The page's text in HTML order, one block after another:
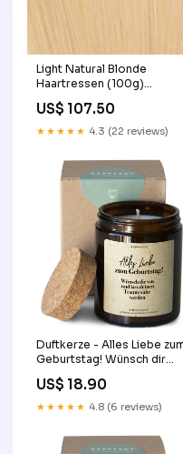
Light Natural Blonde
Haartressen (100g)
shsdchildproduct
US$ 107.50
★★★★★ 4.3 (22 reviews)
Duftkerze - Alles Liebe
Geburtstag! Wünsch dir
was und lass deinen Traum
wahr werden. candle2
US$ 18.90
★★★★★ 4.8 (6 reviews)